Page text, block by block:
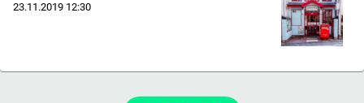
23.11.2019 12:30